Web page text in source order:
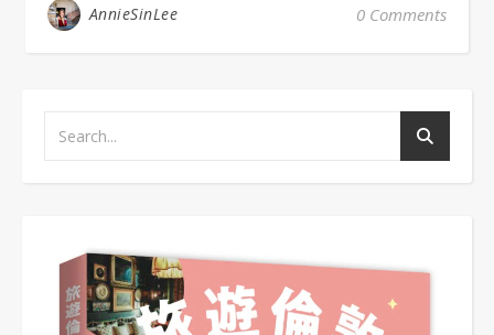
AnnieSinLee 0 Comments